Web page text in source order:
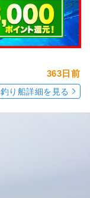
363日前
釣り船詳細を見る